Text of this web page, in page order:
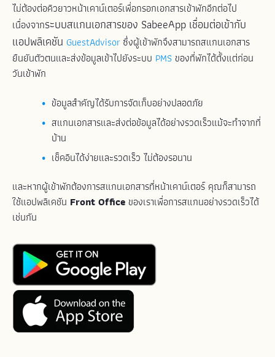
ไม่ต้องต่อคิวยาวหน้าเคาน์เตอร์เพื่อกรอกเอกสารเข้าพักอีกต่อไป
เนื่องจากระบบสแกนเอกสารของ SabeeApp เชื่อมต่อเข้ากับ
แอปพลิเคชัน GuestAdvisor ซึ่งผู้เข้าพักจึงสามารถสแกนเอกสาร
ยืนยันตัวตนและส่งข้อมูลเข้าไปยังระบบ PMS ของที่พักได้ตั้งแต่ก่อน
วันเข้าพัก
ข้อมูลสำคัญได้รับการจัดเก็บอย่างปลอดภัย
สแกนเอกสารและส่งต่อข้อมูลได้อย่างรวดเร็วแม้จะทำจากที่
บ้าน
เช็คอินได้ง่ายและรวดเร็ว ไม่ต้องรอนาน
และหากผู้เข้าพักต้องการสแกนเอกสารที่หน้าเคาน์เตอร์ คุณก็สามารถ
ใช้แอปพลิเคชัน Front Office ของเราเพื่อการสแกนอย่างรวดเร็วได้
เช่นกัน